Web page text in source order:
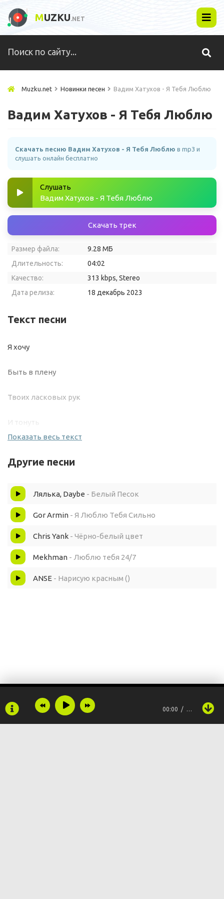
MUZKU.NET
Muzku.net Новинки песен Вадим Хатухов - Я Тебя Люблю
Вадим Хатухов - Я Тебя Люблю
Скачать песню Вадим Хатухов - Я Тебя Люблю в mp3 и
слушать онлайн бесплатно
Слушать
Вадим Хатухов - Я Тебя Люблю
Скачать трек
Размер файла:
9.28 МБ
Длительность:
04:02
Качество:
313 kbps, Stereo
Дата релиза:
18 декабрь 2023
Текст песни
Я хочу
Быть в плену
Твоих ласковых рук
И тонуть
В глубине сияющих глаз
И пускай
Между нами
Не будет разлук
Мы одни
Каждый день
В сердце берегу
Показать весь текст
Другие песни
Лялька, Daybe - Белый Песок
Gor Armin - Я Люблю Тебя Сильно
Chris Yank - Чёрно-белый цвет
Mekhman - Люблю тебя 24/7
ANSE - Нарисую красным ()
00:00